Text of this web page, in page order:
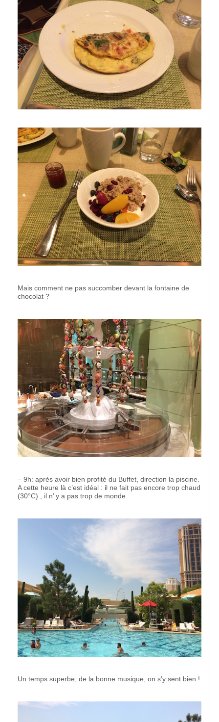
Mais comment ne pas succomber devant la fontaine de
chocolat ?
– 9h: après avoir bien profité du Buffet, direction la piscine.
A cette heure là c’est idéal : il ne fait pas encore trop chaud
(30°C) , il n’ y a pas trop de monde
Un temps superbe, de la bonne musique, on s’y sent bien !